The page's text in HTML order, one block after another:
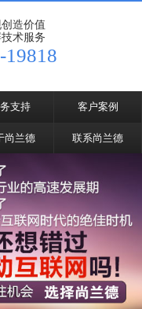
造价值
术服务
19818
支持 客户案例
尚兰德 联系尚兰德